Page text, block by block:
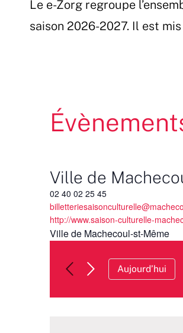
Le e-Zorg regroupe
saison 2026-2027. Il est
Ville de
02 40 02 25 45
http://www.saison-culturelle-
Ville de Machecoul-st-Même
Aujourd’hui